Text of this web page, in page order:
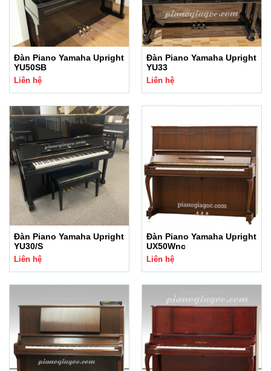
Đàn Piano Yamaha Upright
YU50SB
Liên hệ
Đàn Piano Yamaha Upright
YU33
Liên hệ
Đàn Piano Yamaha Upright
YU30/S
Liên hệ
Đàn Piano Yamaha Upright
UX50Wnc
Liên hệ